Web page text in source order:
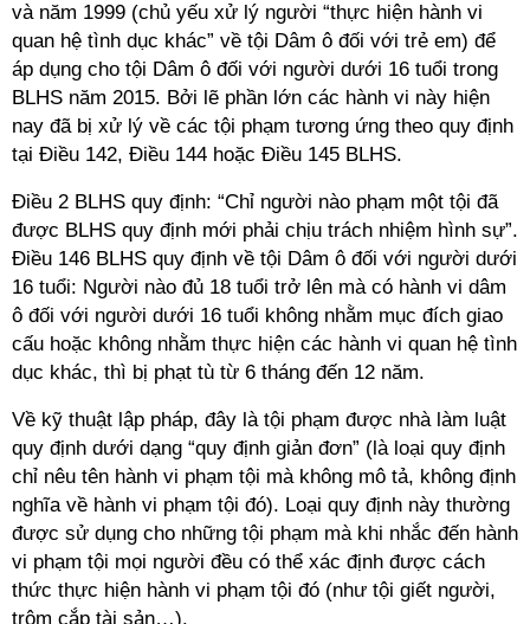
và năm 1999 (chủ yếu xử lý người “thực hiện hành vi
quan hệ tình dục khác” về tội Dâm ô đối với trẻ em) để
áp dụng cho tội Dâm ô đối với người dưới 16 tuổi trong
BLHS năm 2015. Bởi lẽ phần lớn các hành vi này hiện
nay đã bị xử lý về các tội phạm tương ứng theo quy định
tại Điều 142, Điều 144 hoặc Điều 145 BLHS.
Điều 2 BLHS quy định: “Chỉ người nào phạm một tội đã
được BLHS quy định mới phải chịu trách nhiệm hình sự”.
Điều 146 BLHS quy định về tội Dâm ô đối với người dưới
16 tuổi: Người nào đủ 18 tuổi trở lên mà có hành vi dâm
ô đối với người dưới 16 tuổi không nhằm mục đích giao
cấu hoặc không nhằm thực hiện các hành vi quan hệ tình
dục khác, thì bị phạt tù từ 6 tháng đến 12 năm.
Về kỹ thuật lập pháp, đây là tội phạm được nhà làm luật
quy định dưới dạng “quy định giản đơn” (là loại quy định
chỉ nêu tên hành vi phạm tội mà không mô tả, không định
nghĩa về hành vi phạm tội đó). Loại quy định này thường
được sử dụng cho những tội phạm mà khi nhắc đến hành
vi phạm tội mọi người đều có thể xác định được cách
thức thực hiện hành vi phạm tội đó (như tội giết người,
trộm cắp tài sản…).